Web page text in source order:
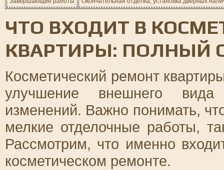
ЧТО ВХОДИТ В
КВАРТИРЫ: ПОЛНЫЙ
Косметический ремонт
улучшение внешнего
изменений. Важно понимать,
мелкие отделочные работы,
Рассмотрим, что именно
косметическом ремонте.